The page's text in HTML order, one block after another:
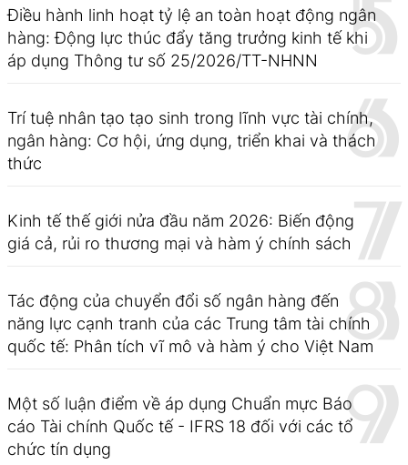
Điều hành linh hoạt tỷ lệ an toàn hoạt động ngân
hàng: Động lực thúc đẩy tăng trưởng kinh tế khi
áp dụng Thông tư số 25/2026/TT-NHNN
Trí tuệ nhân tạo tạo sinh trong lĩnh vực tài chính,
ngân hàng: Cơ hội, ứng dụng, triển khai và thách
thức
Kinh tế thế giới nửa đầu năm 2026: Biến động
giá cả, rủi ro thương mại và hàm ý chính sách
Tác động của chuyển đổi số ngân hàng đến
năng lực cạnh tranh của các Trung tâm tài chính
quốc tế: Phân tích vĩ mô và hàm ý cho Việt Nam
Một số luận điểm về áp dụng Chuẩn mực Báo
cáo Tài chính Quốc tế - IFRS 18 đối với các tổ
chức tín dụng